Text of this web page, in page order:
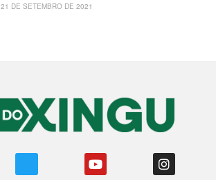
21 DE SETEMBRO DE 2021